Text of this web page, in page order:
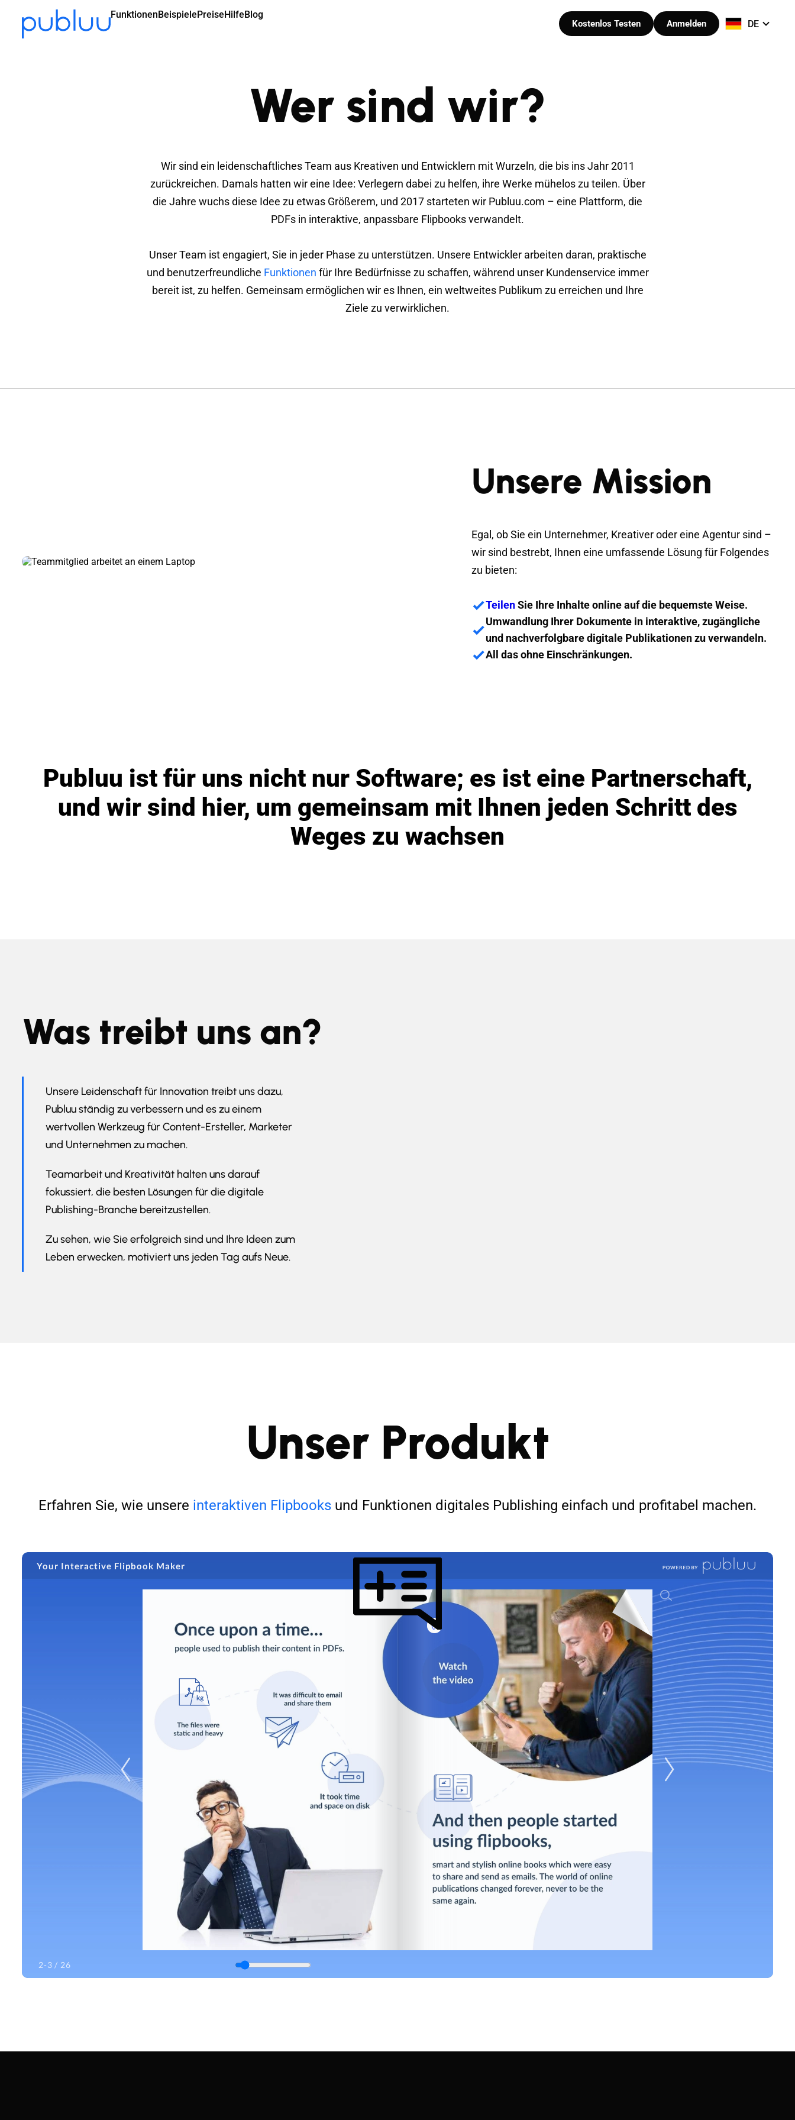
FunktionenBeispielePreiseHilfeBlog
Kostenlos Testen Anmelden DE
Wer sind wir?
Wir sind ein leidenschaftliches Team aus Kreativen und Entwicklern mit Wurzeln, die bis ins Jahr 2011
zurückreichen. Damals hatten wir eine Idee: Verlegern dabei zu helfen, ihre Werke mühelos zu teilen. Über
die Jahre wuchs diese Idee zu etwas Größerem, und 2017 starteten wir Publuu.com – eine Plattform, die
PDFs in interaktive, anpassbare Flipbooks verwandelt.
Unser Team ist engagiert, Sie in jeder Phase zu unterstützen. Unsere Entwickler arbeiten daran, praktische
und benutzerfreundliche Funktionen für Ihre Bedürfnisse zu schaffen, während unser Kundenservice immer
bereit ist, zu helfen. Gemeinsam ermöglichen wir es Ihnen, ein weltweites Publikum zu erreichen und Ihre
Ziele zu verwirklichen.
Unsere Mission
Egal, ob Sie ein Unternehmer, Kreativer oder eine Agentur sind –
wir sind bestrebt, Ihnen eine umfassende Lösung für Folgendes
zu bieten:
TeilenSie Ihre Inhalte online auf die bequemste Weise.
Umwandlung Ihrer Dokumente in interaktive, zugängliche
und nachverfolgbare digitale Publikationen zu verwandeln.
All das ohne Einschränkungen.
Publuu ist für uns nicht nur Software; es ist eine Partnerschaft,
und wir sind hier, um gemeinsam mit Ihnen jeden Schritt des
Weges zu wachsen
Was treibt uns an?
Unsere Leidenschaft für Innovation treibt uns dazu,
Publuu ständig zu verbessern und es zu einem
wertvollen Werkzeug für Content-Ersteller, Marketer
und Unternehmen zu machen.
Teamarbeit und Kreativität halten uns darauf
fokussiert, die besten Lösungen für die digitale
Publishing-Branche bereitzustellen.
Zu sehen, wie Sie erfolgreich sind und Ihre Ideen zum
Leben erwecken, motiviert uns jeden Tag aufs Neue.
Unser Produkt
Erfahren Sie, wie unsere interaktiven Flipbooks und Funktionen digitales Publishing einfach und profitabel machen.